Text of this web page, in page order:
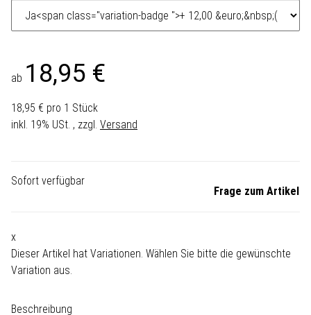
ab 18,95 €
18,95 € pro 1 Stück
inkl. 19% USt. , zzgl. Versand
Sofort verfügbar
Frage zum Artikel
x
Dieser Artikel hat Variationen. Wählen Sie bitte die gewünschte
Variation aus.
Beschreibung